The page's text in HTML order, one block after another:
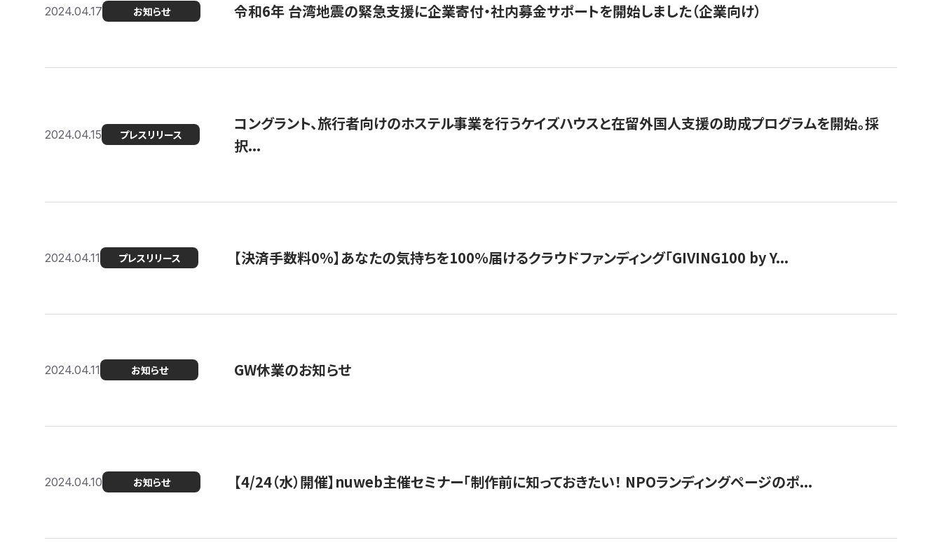
2024.04.17 お知らせ 令和6年 台湾地震の緊急支援に企業寄付・社内募金サポートを開始しました（企業向け）
2024.04.15 プレスリリース
コングラント、旅行者向けのホステル事業を行うケイズハウスと在留外国人支援の助成プログラムを開始。採
択...
2024.04.11 プレスリリース 【決済手数料0%】あなたの気持ちを100％届けるクラウドファンディング「GIVING100 by Y...
2024.04.11 お知らせ GW休業のお知らせ
2024.04.10 お知らせ 【4/24（水）開催】nuweb主催セミナー「制作前に知っておきたい！ NPOランディングページのポ...